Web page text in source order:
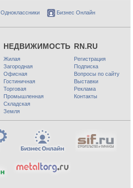
Одноклассники Бизнес Онлайн
НЕДВИЖИМОСТЬ
Жилая
Загородная
Офисная
Гостиничная
Торговая
Промышленная
Складская
Земля
RN.RU
Регистрация
Подписка
Вопросы по сайту
Выставки
Реклама
Контакты